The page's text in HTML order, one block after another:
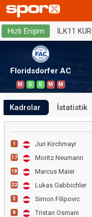
Hızlı Erişim İLK11 KUR
Floridsdorfer AC
M G G M M
Kadrolar İstatistik
1 Juri Kirchmayr
17 Moritz Neumann
18 Marcus Maier
22 Lukas Gabbichler
5 Simon Filipovic
8 Tristan Osmani